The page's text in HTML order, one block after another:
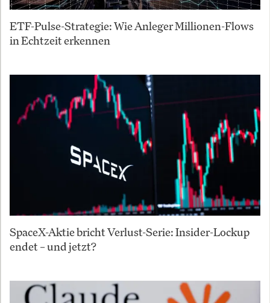
ETF-Pulse-Strategie: Wie Anleger Millionen-Flows
in Echtzeit erkennen
SpaceX-Aktie bricht Verlust-Serie: Insider-Lockup
endet – und jetzt?